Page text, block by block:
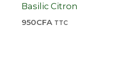
Basilic Citron
950CFA TTC